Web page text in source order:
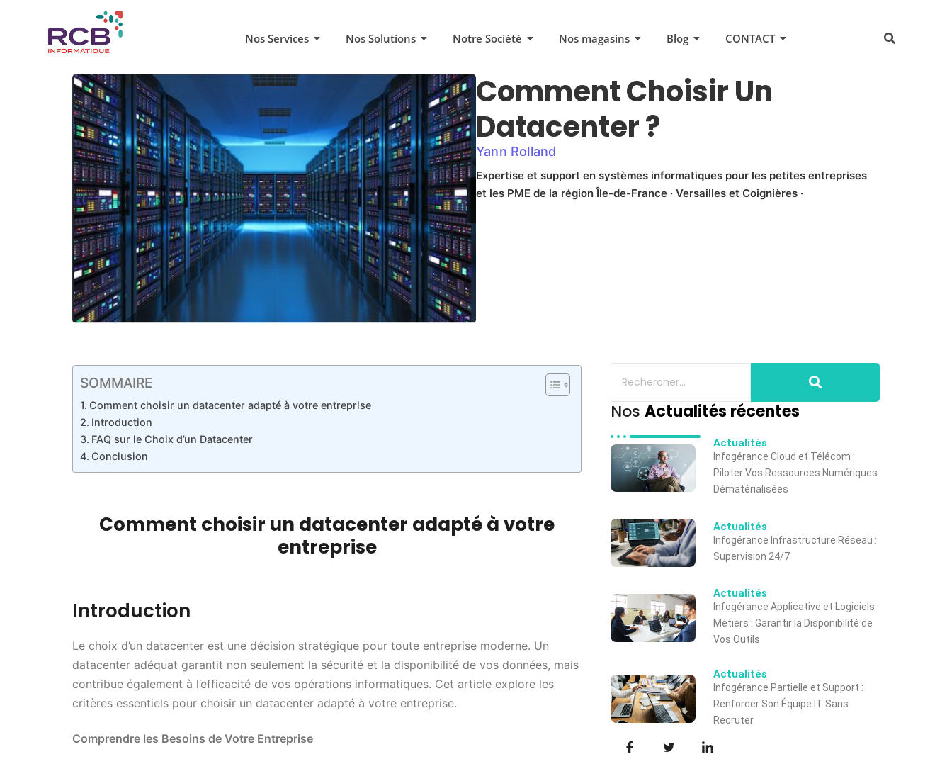
Nos Services Nos Solutions Notre Société Nos magasins Blog CONTACT
Comment Choisir Un
Datacenter ?
Yann Rolland
Expertise et support en systèmes informatiques pour les petites entreprises
et les PME de la région Île-de-France · Versailles et Coignières ·
SOMMAIRE
Comment choisir un datacenter adapté à votre entreprise
Introduction
FAQ sur le Choix d’un Datacenter
Conclusion
Comment choisir un datacenter adapté à votre
entreprise
Introduction
Le choix d’un datacenter est une décision stratégique pour toute entreprise moderne. Un
datacenter adéquat garantit non seulement la sécurité et la disponibilité de vos données, mais
contribue également à l’efficacité de vos opérations informatiques. Cet article explore les
critères essentiels pour choisir un datacenter adapté à votre entreprise.
Comprendre les Besoins de Votre Entreprise
Nos Actualités récentes
Actualités
Infogérance Cloud et Télécom :
Piloter Vos Ressources Numériques
Dématérialisées
Actualités
Infogérance Infrastructure Réseau :
Supervision 24/7
Actualités
Infogérance Applicative et Logiciels
Métiers : Garantir la Disponibilité de
Vos Outils
Actualités
Infogérance Partielle et Support :
Renforcer Son Équipe IT Sans
Recruter